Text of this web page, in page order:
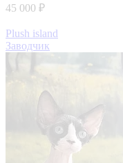
45 000 ₽
Plush island
Заводчик